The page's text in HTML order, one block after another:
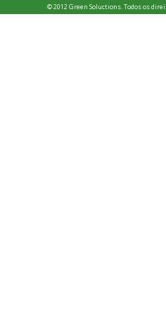
© 2012 Green Soluctions. Todos os